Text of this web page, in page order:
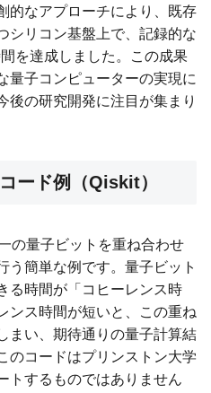
的なアプローチにより、既存
シリコン基盤上で、記録的な
を達成しました。この成果
量子コンピューターの実現に
後の研究開発に注目が集まり
ード例（Qiskit）
の量子ビットを重ね合わせ
う簡単な例です。量子ビット
る時間が「コヒーレンス時
ンス時間が短いと、この重ね
まい、期待通りの量子計算結
のコードはプリンストン大学
トするものではありません